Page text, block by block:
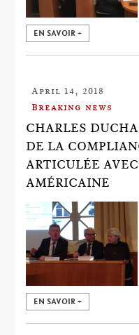
EN SAVOIR +
April 14, 2018
Breaking news
CHARLES
DE LA
ARTICULÉE
AMÉRICAINE
EN SAVOIR +